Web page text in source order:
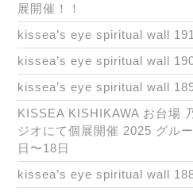
展開催！！
kissea’s eye spiritual wall 191
kissea’s eye spiritual wall
kissea’s eye spiritual wall
KISSEA KISHIKAWA お台場
ジオにて個展開催 2025 グル
日〜18日
kissea’s eye spiritual wall